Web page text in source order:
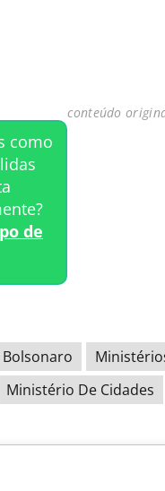
conteúdo
como
de
Bolsonaro
Ministério De Cidades